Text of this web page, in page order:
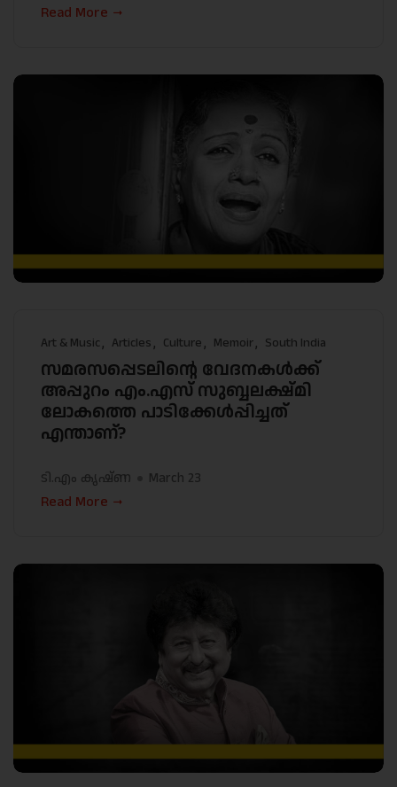
Read More
Art & Music Articles Culture Memoir South India
സമരസപ്പെടലിന്റെ വേദനകൾക്ക്
അപ്പുറം എം.എസ് സുബ്ബലക്ഷ്മി
ലോകത്തെ പാടിക്കേൾപ്പിച്ചത്
എന്താണ്?
ടി.എം കൃഷ്ണ March 23
Read More